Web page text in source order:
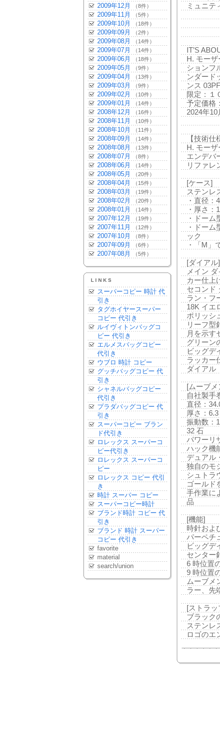
ミュニテ
IT’S
H. モー
ションフ
ンダード
ンス
限定：１
予定価格
2024年
【技術仕
H. モーザ
エンデバ
リファレ
[ケース]
ステンレ
・直径：
・厚さ：
・ドー
・ドー
ック
・「M」
[ダイアル]
メイン
カー仕上
セコンド
ラン・フ
18K イエ
ポリッシ
リーフ型
月を示す
グリーン
ビッグデ
ラッカー
ダイアル
[ムーブメ
自社製手
直径：
厚さ：
振動数：
32 石
パワーリ
ハック機
デュアル
独自のモ
シュトラ
ゴールド
手作業に
品
[機能]
時針およ
パーペチ
ビッグデ
センター
6 時位置
9 時位置
ムーブメ
ラー、先
[ストラッ
ブラック
ステンレ
ロゴのエ
2009年12月
（8件）
2009年11月 （5件）
2009年10月 （18件）
2009年09月 （2件）
2009年08月 （14件）
2009年07月 （14件）
2009年06月 （18件）
2009年05月 （9件）
2009年04月 （13件）
2009年03月 （9件）
2009年02月 （10件）
2009年01月 （14件）
2008年12月 （16件）
2008年11月 （10件）
2008年10月 （11件）
2008年09月 （14件）
2008年08月 （13件）
2008年07月 （8件）
2008年06月 （14件）
2008年05月 （20件）
2008年04月 （15件）
2008年03月 （19件）
2008年02月 （20件）
2008年01月 （14件）
2007年12月 （19件）
2007年11月 （12件）
2007年10月 （8件）
2007年09月 （6件）
2007年08月 （5件）
LINKS
スーパーコピー 時計 代
引き
タグホイヤースーパー
コピー 代引き
ルイヴィトンバッグコ
ピー 代引き
エルメスバッグコピー
代引き
ウブロ 時計 コピー
グッチバッグコピー 代
引き
シャネルバッグコピー
代引き
プラダバッグコピー 代
引き
スーパーコピー ブラン
ド代引き
ロレックス スーパーコ
ピー代引き
ロレックス スーパーコ
ピー
ロレックス コピー 代引
き
時計 スーパー コピー
スーパーコピー時計
ブランド時計 コピー 代
引き
ブランド 時計 スーパー
コピー 代引き
favorite
material
search/union